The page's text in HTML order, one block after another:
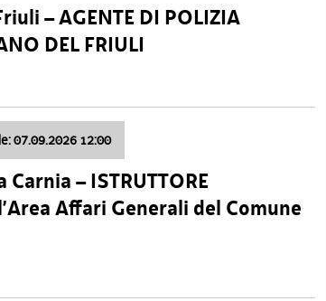
– AGENTE DI POLIZIA
DEL FRIULI
07.09.2026 12:00
– ISTRUTTORE
Affari Generali del Comune